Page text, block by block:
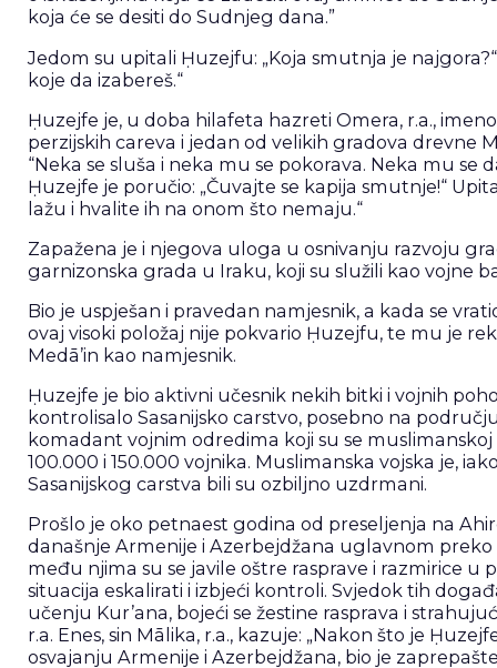
koja će se desiti do Sudnjeg dana.”
Jedom su upitali Ḥuzejfu: „Koja smutnja je
koje da izabereš.“
Ḥuzejfe je, u doba hilafeta hazreti Omera, r.a.,
perzijskih careva i jedan od velikih gradova drevne
“Neka se sluša i neka mu se pokorava. Neka mu
Ḥuzejfe je poručio: „Čuvajte se kapija smutnje!“
lažu i hvalite ih na onom što nemaju.“
Zapažena je i njegova uloga u osnivanju razvoju
garnizonska grada u Iraku, koji su služili kao vojne
Bio je uspješan i pravedan namjesnik, a kada se
ovaj visoki položaj nije pokvario Ḥuzejfu, te mu je
Medā’in kao namjesnik.
Ḥuzejfe je bio aktivni učesnik nekih bitki i vojnih
kontrolisalo Sasanijsko carstvo, posebno na
komadant vojnim odredima koji su se
100.000 i 150.000 vojnika. Muslimanska vojska je,
Sasanijskog carstva bili su ozbiljno uzdrmani.
Prošlo je oko petnaest godina od preseljenja na
današnje Armenije i Azerbejdžana uglavnom preko
među njima su se javile oštre rasprave i razmirice u
situacija eskalirati i izbjeći kontroli. Svjedok tih
učenju Kur’ana, bojeći se žestine rasprava i
r.a. Enes, sin Mālika, r.a., kazuje: „Nakon što je
osvajanju Armenije i Azerbejdžana, bio je